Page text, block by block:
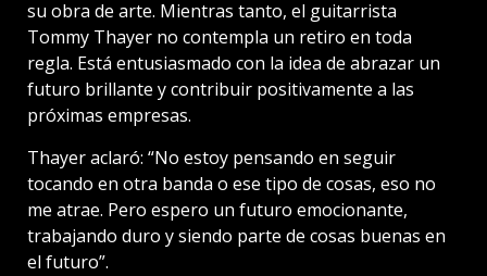
su obra de arte. Mientras tanto, el guitarrista
Tommy Thayer no contempla un retiro en toda
regla. Está entusiasmado con la idea de abrazar un
futuro brillante y contribuir positivamente a las
próximas empresas.
Thayer aclaró: “No estoy pensando en seguir
tocando en otra banda o ese tipo de cosas, eso no
me atrae. Pero espero un futuro emocionante,
trabajando duro y siendo parte de cosas buenas en
el futuro”.